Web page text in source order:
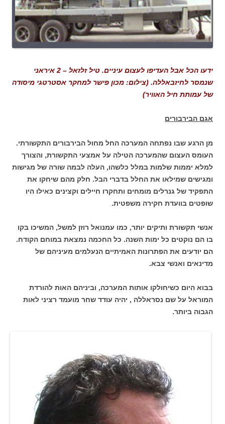
ידעו הכל אבל העדיפו לעצום עיניים. טיל זלזאל – 2 איראני
שנמסר לחיזבאללה. (צילום: מכון פישר למחקר אסטרטגי מיסודה
של עמותת חיל האוויר)
אגם הבירבורים
מן הרגע שבו נפתחה המערכה החל מחול הבירבורים התקשורתי.
העומס העצום שהמערכה הטילה על אמצעי התקשורת, והצורך
למלא יממות שלמות במלל כלשהו, העלה לבמה שורה של מגישות
ומגישים שמילאו את החלל בדברי הבל. חלק מהם שיחקו את
התפקיד של גנרלים מומחים ותחקרו חיילים וקצינים כאילו היו
שופטים בוועדת חקירה משפטית.
אנשי תקשורת ותיקים יותר, כמו עמנואל רוזן למשל, המשיכו בקו
בו הם נוקטים כל ימות השנה. כל החכמה נמצאת במוחם הקודח.
הם יודעים את הפתרונות האמיתיים הנעלמים מעיניהם של
מדינאים ואנשי צבא.
בבוא היום כשיחולקו אותות המערכה, וביניהם האות להורדת
המוראל על שם נסראללה , יהיה עודד שחר מועמד רציני לאות
הגבוה ביותר.